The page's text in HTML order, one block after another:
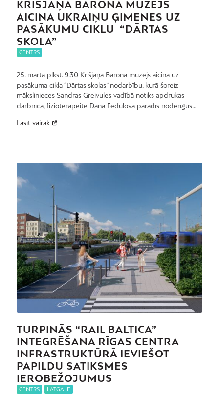
KRIŠJĀŅA BARONA MUZEJS
AICINA UKRAIŅU ĢIMENES UZ
PASĀKUMU CIKLU “DĀRTAS
SKOLA”
CENTRS
25. martā plkst. 9.30 Krišjāņa Barona muzejs aicina uz
pasākuma cikla “Dārtas skolas” nodarbību, kurā šoreiz
mākslinieces Sandras Greivules vadībā notiks apdrukas
darbnīca, fizioterapeite Dana Fedulova parādīs noderīgus…
Lasīt vairāk
TURPINĀS “RAIL BALTICA”
INTEGRĒŠANA RĪGAS CENTRA
INFRASTRUKTŪRĀ IEVIEŠOT
PAPILDU SATIKSMES
IEROBEŽOJUMUS
CENTRS LATGALE